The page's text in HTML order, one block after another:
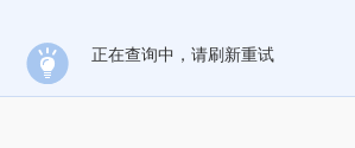
正在查询中，请刷新重试